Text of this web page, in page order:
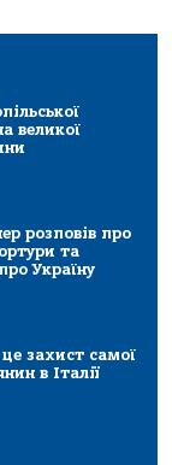
великої
розповів про
та
Україну
захист самої
в Італії